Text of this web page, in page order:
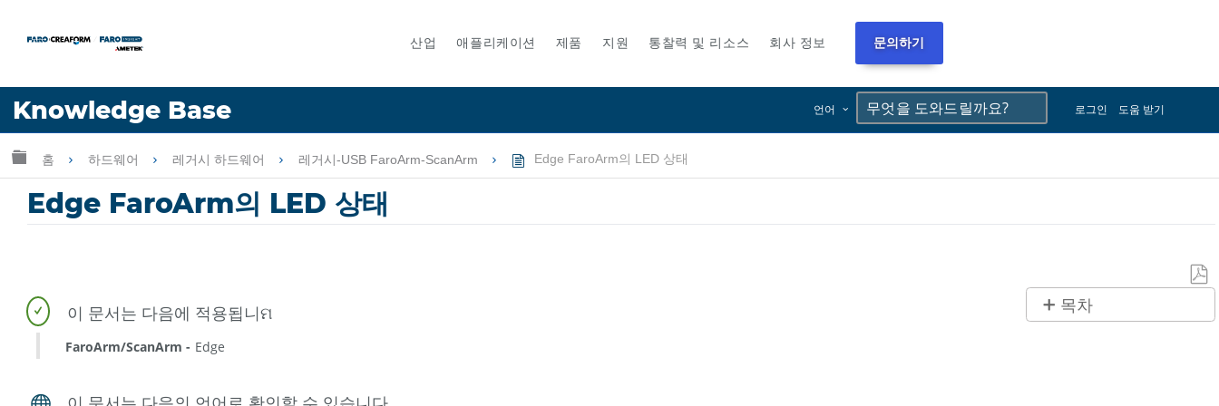
산업 애플리케이션 제품 지원 통찰력 및 리소스 회사 정보 문의하기
Knowledge Base 언어 로그인 도움 받기
언어
글로벌 계층 확장/축소
홈 하드웨어 레거시 하드웨어 레거시-USB FaroArm-ScanArm Edge FaroArm의 LED 상태
Edge FaroArm의 LED 상태
로
목차
FaroArm/ScanArm Edge